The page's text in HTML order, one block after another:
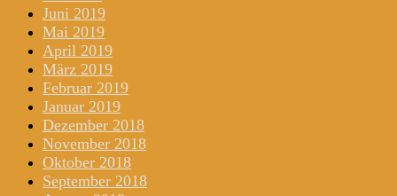
Juni 2019
Mai 2019
April 2019
März 2019
Februar 2019
Januar 2019
Dezember 2018
November 2018
Oktober 2018
September 2018